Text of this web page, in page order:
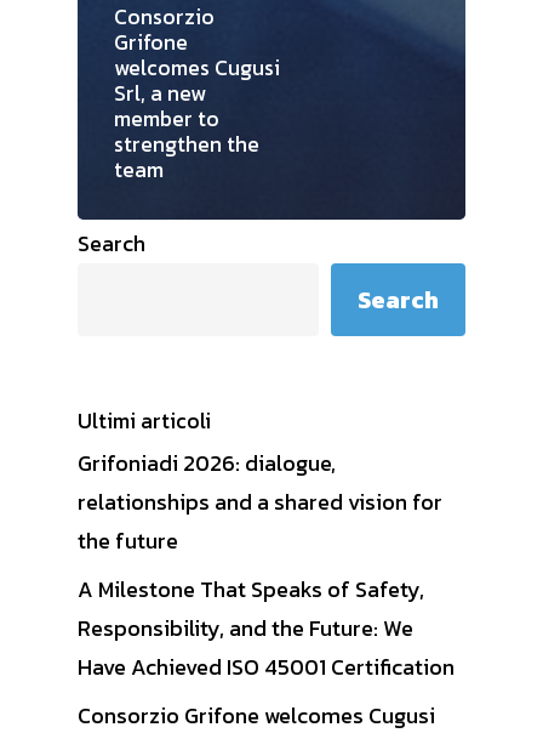
Consorzio
Grifone
welcomes Cugusi
Srl, a new
member to
strengthen the
team
Search
Search
Ultimi articoli
Grifoniadi 2026: dialogue,
relationships and a shared vision for
the future
A Milestone That Speaks of Safety,
Responsibility, and the Future: We
Have Achieved ISO 45001 Certification
Consorzio Grifone welcomes Cugusi